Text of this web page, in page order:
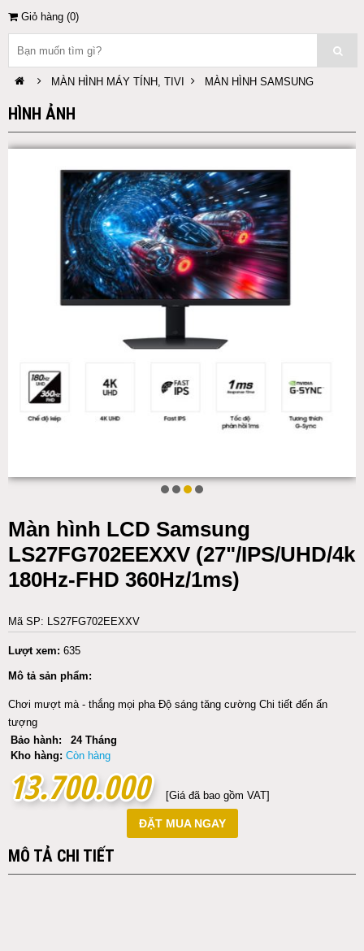
Giỏ hàng (0)
MÀN HÌNH MÁY TÍNH, TIVI MÀN HÌNH SAMSUNG
HÌNH ẢNH
Màn hình LCD Samsung
LS27FG702EEXXV (27"/IPS/UHD/4k
180Hz-FHD 360Hz/1ms)
Mã SP: LS27FG702EEXXV
Lượt xem: 635
Mô tả sản phẩm:
Chơi mượt mà - thắng mọi pha Độ sáng tăng cường Chi tiết đến ấn
tượng
Bảo hành:
24 Tháng
Kho hàng: Còn hàng
13.700.000
13.700.000 [Giá đã bao gồm VAT]
ĐẶT MUA NGAY
MÔ TẢ CHI TIẾT